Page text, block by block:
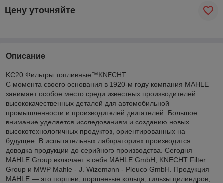
Цену уточняйте
Описание
KC20 Фильтры топливные™KNECHT
С момента своего основания в 1920-м году компания MAHLE
занимает особое место среди известных производителей
высококачественных деталей для автомобильной
промышленности и производителей двигателей. Большое
внимание уделяется исследованиям и созданию новых
высокотехнологичных продуктов, ориентированных на
будущее. В испытательных лабораториях производится
доводка продукции до серийного производства. Сегодня
MAHLE Group включает в себя MAHLE GmbH, KNECHT Filter
Group и MWP Mahle - J. Wizemann - Pleuco GmbH. Продукция
MAHLE — это поршни, поршневые кольца, гильзы цилиндров,